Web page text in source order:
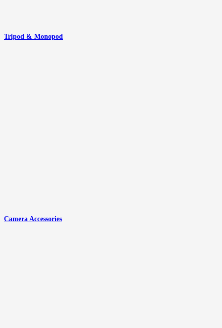
Tripod & Monopod
Camera Accessories